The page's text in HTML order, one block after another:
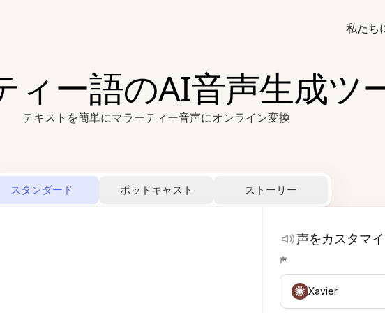
私たち
ィー語のAI音声生成ツ
テキストを簡単にマラーティー音声にオンライン変換
スタンダード ポッドキャスト ストーリー
声をカスタマ
声
Xavier